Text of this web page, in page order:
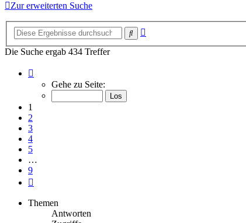
Zur erweiterten Suche
Suche
Die Suche ergab 434 Treffer
von
Gehe zu Seite:
1
2
3
4
5
…
9
Themen
Antworten